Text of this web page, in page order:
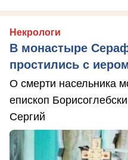
Некрологи
В монастыре
простились с
О смерти насельника
епископ
Сергий